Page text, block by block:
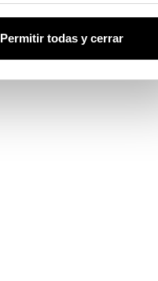
Permitir todas y cerrar